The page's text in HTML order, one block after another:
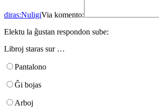
diras:NuligiVia komento:
Elektu la ĝustan respondon sube:
Libroj staras sur …
Pantalono
Ĝi bojas
Arboj